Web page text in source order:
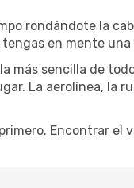
rondándote la
en mente
más sencilla de
La aerolínea, la
Encontrar el